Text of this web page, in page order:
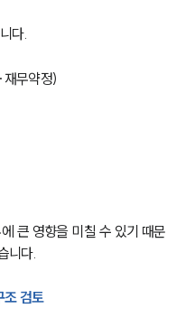
다.
무약정)
큰 영향을 미칠 수 있기 때문
니다.
조 검토